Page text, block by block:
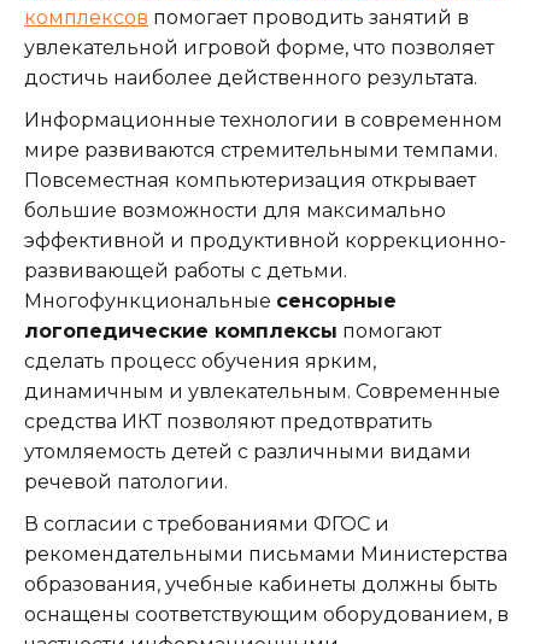
комплексов помогает проводить занятий в
увлекательной игровой форме, что позволяет
достичь наиболее действенного результата.
Информационные технологии в современном
мире развиваются стремительными темпами.
Повсеместная компьютеризация открывает
большие возможности для максимально
эффективной и продуктивной коррекционно-
развивающей работы с детьми.
Многофункциональные сенсорные
логопедические комплексы помогают
сделать процесс обучения ярким,
динамичным и увлекательным. Современные
средства ИКТ позволяют предотвратить
утомляемость детей с различными видами
речевой патологии.
В согласии с требованиями ФГОС и
рекомендательными письмами Министерства
образования, учебные кабинеты должны быть
оснащены соответствующим оборудованием, в